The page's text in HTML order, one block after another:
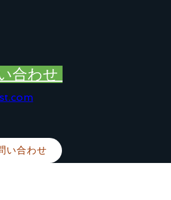
合わせ
い合わせ